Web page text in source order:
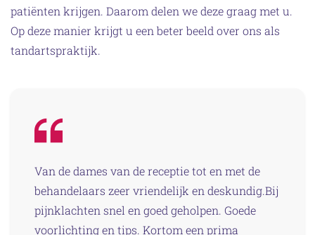
patiënten krijgen. Daarom delen we deze graag met u.
Op deze manier krijgt u een beter beeld over ons als
tandartspraktijk.
Van de dames van de receptie tot en met de
behandelaars zeer vriendelijk en deskundig.Bij
pijnklachten snel en goed geholpen. Goede
voorlichting en tips. Kortom een prima